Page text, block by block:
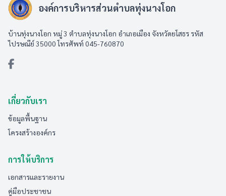
องค์การบริหารส่วนตำบลทุ่งนางโอก
บ้านทุ่งนางโอก หมู่ 3 ตำบลทุ่งนางโอก อำเภอเมือง จังหวัดยโสธร รหัส
ไปรษณีย์ 35000 โทรศัพท์ 045-760870
เกี่ยวกับเรา
ข้อมูลพื้นฐาน
โครงสร้างองค์กร
การให้บริการ
เอกสารและรายงาน
คู่มือประชาชน